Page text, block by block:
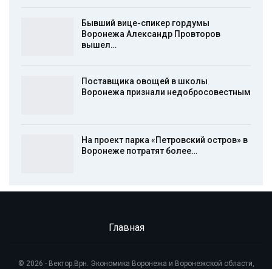
Бывший вице-спикер гордумы
Воронежа Александр Провторов
вышел…
Поставщика овощей в школы
Воронежа признали недобросовестным
На проект парка «Петровский остров» в
Воронеже потратят более…
Главная
© 2026 - Вектор.Врн. Экономика Воронежа и Воронежской области,